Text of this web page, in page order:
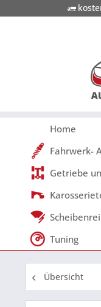
Home
Fahrwerk-
Getriebe
Tuning
Übersicht